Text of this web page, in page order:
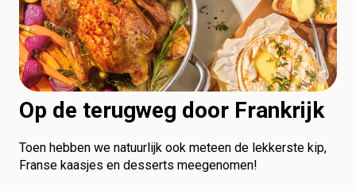
Op de terugweg door Frankrijk
Toen hebben we natuurlijk ook meteen de lekkerste kip,
Franse kaasjes en desserts meegenomen!